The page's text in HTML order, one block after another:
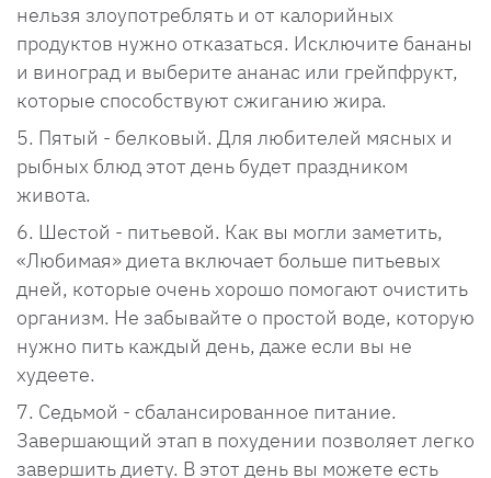
нельзя злоупотреблять и от калорийных
продуктов нужно отказаться. Исключите бананы
и виноград и выберите ананас или грейпфрукт,
которые способствуют сжиганию жира.
Пятый - белковый. Для любителей мясных и
рыбных блюд этот день будет праздником
живота.
Шестой - питьевой. Как вы могли заметить,
«Любимая» диета включает больше питьевых
дней, которые очень хорошо помогают очистить
организм. Не забывайте о простой воде, которую
нужно пить каждый день, даже если вы не
худеете.
Седьмой - сбалансированное питание.
Завершающий этап в похудении позволяет легко
завершить диету. В этот день вы можете есть